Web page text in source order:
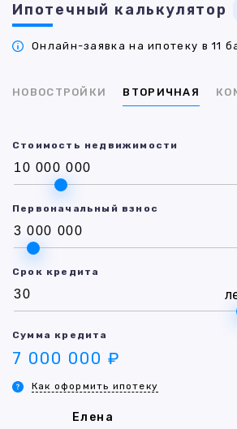
Ипотечный калькулятор
Онлайн-заявка на ипотеку в 11
НОВОСТРОЙКИ ВТОРИЧНАЯ
Стоимость недвижимости
Первоначальный взнос
Срок кредита
Сумма кредита
7 000 000 ₽
Как оформить ипотеку
Елена